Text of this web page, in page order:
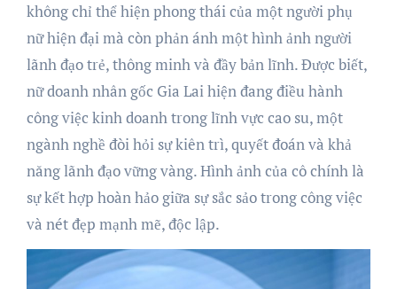
không chỉ thể hiện phong thái của một người phụ
nữ hiện đại mà còn phản ánh một hình ảnh người
lãnh đạo trẻ, thông minh và đầy bản lĩnh. Được biết,
nữ doanh nhân gốc Gia Lai hiện đang điều hành
công việc kinh doanh trong lĩnh vực cao su, một
ngành nghề đòi hỏi sự kiên trì, quyết đoán và khả
năng lãnh đạo vững vàng. Hình ảnh của cô chính là
sự kết hợp hoàn hảo giữa sự sắc sảo trong công việc
và nét đẹp mạnh mẽ, độc lập.